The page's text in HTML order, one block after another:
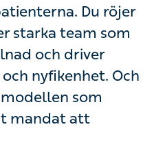
Du röjer
starka team som
och driver
nyfikenhet. Och
som
mandat att